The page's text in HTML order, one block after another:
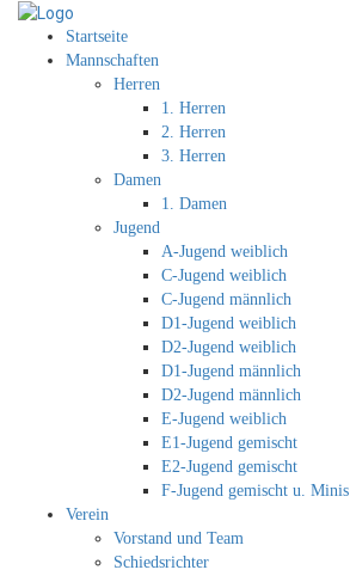
Startseite
Mannschaften
Herren
1. Herren
2. Herren
3. Herren
Damen
1. Damen
Jugend
A-Jugend weiblich
C-Jugend weiblich
C-Jugend männlich
D1-Jugend weiblich
D2-Jugend weiblich
D1-Jugend männlich
D2-Jugend männlich
E-Jugend weiblich
E1-Jugend gemischt
E2-Jugend gemischt
F-Jugend gemischt u. Minis
Verein
Vorstand und Team
Schiedsrichter